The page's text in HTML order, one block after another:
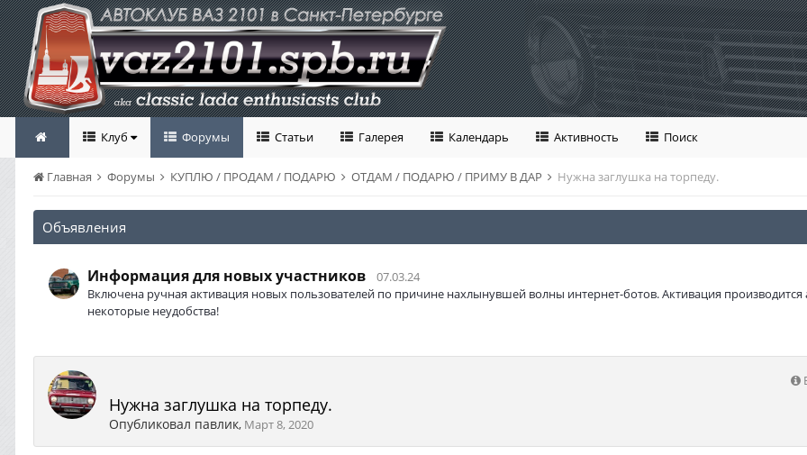
Клуб Форумы Статьи Галерея Календарь Активность Поиск
Главная Форумы КУПЛЮ / ПРОДАМ / ПОДАРЮ ОТДАМ / ПОДАРЮ / ПРИМУ В ДАР Нужна заглушка на торпеду.
Объявления
Информация для новых участников
07.03.24
Включена ручная активация новых пользователей по причине нахлынувшей волны интернет-ботов. Активация
некоторые неудобства!
Нужна заглушка на торпеду.
Опубликовал павлик, Март 8, 2020